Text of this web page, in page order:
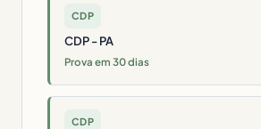
CDP
CDP - PA
Prova em 30 dias
CDP